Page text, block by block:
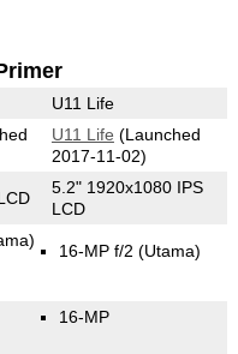
U11 Life
U11 Life (Launched
2017-11-02)
5.2" 1920x1080 IPS
LCD
16-MP f/2 (Utama)
16-MP